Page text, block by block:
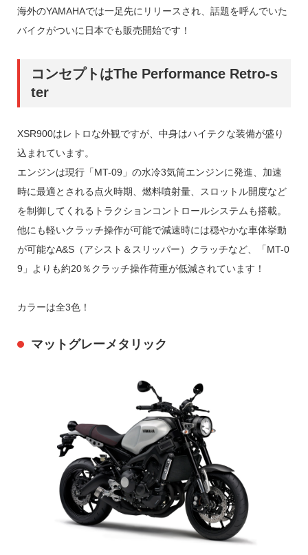
海外のYAMAHAでは一足先にリリースされ、話題を呼んでいた
バイクがついに日本でも販売開始です！
コンセプトはThe Performance Retro-s
ter
XSR900はレトロな外観ですが、中身はハイテクな装備が盛り
込まれています。
エンジンは現行「MT-09」の水冷3気筒エンジンに発進、加速
時に最適とされる点火時期、燃料噴射量、スロットル開度など
を制御してくれるトラクションコントロールシステムも搭載。
他にも軽いクラッチ操作が可能で減速時には穏やかな車体挙動
が可能なA&S（アシスト＆スリッパー）クラッチなど、「MT-0
9」よりも約20％クラッチ操作荷重が低減されています！
カラーは全3色！
マットグレーメタリック